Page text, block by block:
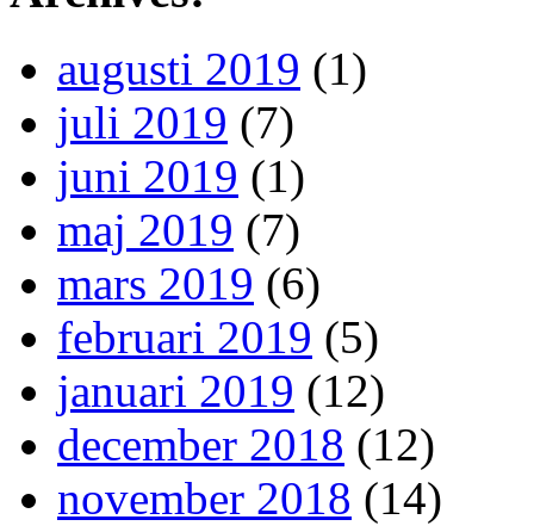
augusti 2019 (1)
juli 2019 (7)
juni 2019 (1)
maj 2019 (7)
mars 2019 (6)
februari 2019 (5)
januari 2019 (12)
december 2018 (12)
november 2018 (14)